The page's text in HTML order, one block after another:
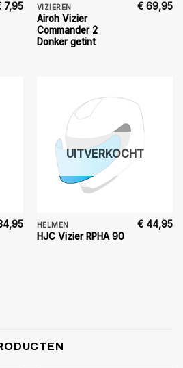
7,95 VIZIEREN
Airoh Vizier
Commander 2
Donker getint
€ 69,95
UITVERKOCHT
HELMEN
HJC Vizier RPHA 90
€ 44,95